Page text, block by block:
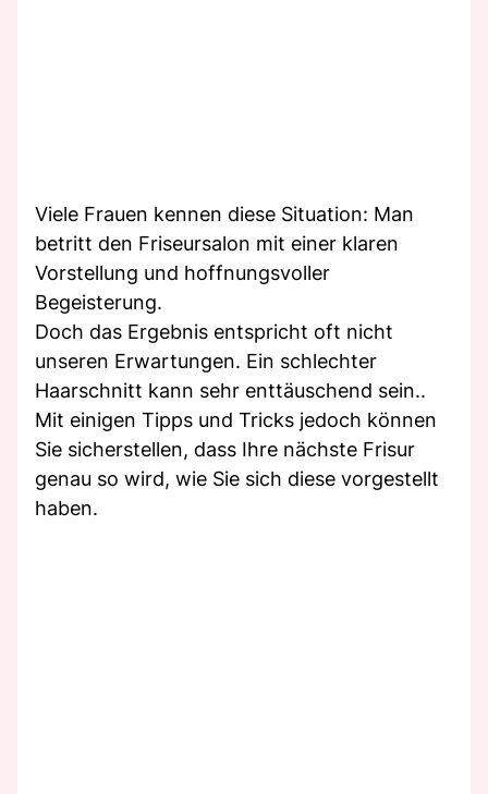
Viele Frauen kennen diese Situation: Man
betritt den Friseursalon mit einer klaren
Vorstellung und hoffnungsvoller
Begeisterung.
Doch das Ergebnis entspricht oft nicht
unseren Erwartungen. Ein schlechter
Haarschnitt kann sehr enttäuschend sein..
Mit einigen Tipps und Tricks jedoch können
Sie sicherstellen, dass Ihre nächste Frisur
genau so wird, wie Sie sich diese vorgestellt
haben.